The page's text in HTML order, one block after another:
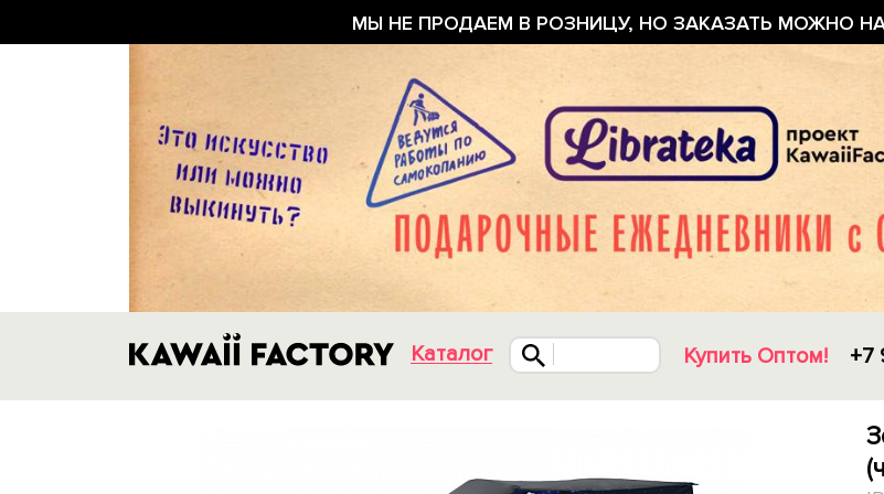
МЫ НЕ ПРОДАЕМ В РОЗНИЦУ, НО ЗАКАЗАТЬ МОЖНО
Каталог Купить Оптом! +7